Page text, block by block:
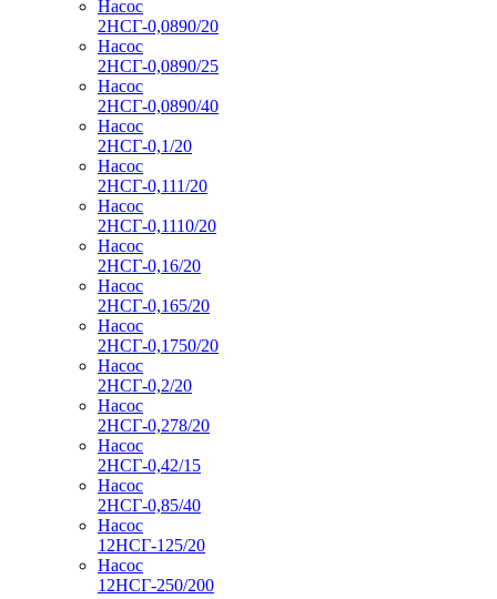
Насос
2НСГ-0,0890/20
Насос
2НСГ-0,0890/25
Насос
2НСГ-0,0890/40
Насос
2НСГ-0,1/20
Насос
2НСГ-0,111/20
Насос
2НСГ-0,1110/20
Насос
2НСГ-0,16/20
Насос
2НСГ-0,165/20
Насос
2НСГ-0,1750/20
Насос
2НСГ-0,2/20
Насос
2НСГ-0,278/20
Насос
2НСГ-0,42/15
Насос
2НСГ-0,85/40
Насос
12НСГ-125/20
Насос
12НСГ-250/200